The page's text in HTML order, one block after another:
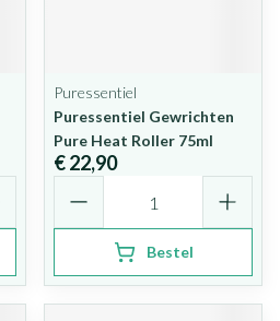
Puressentiel
Puressentiel Gewrichten
Pure Heat Roller 75ml
€ 22,90
Bestel